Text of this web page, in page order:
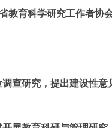
教育科学研究工作者协
查研究，提出建设性